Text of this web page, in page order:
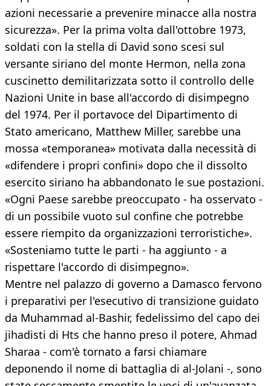
azioni necessarie a prevenire minacce alla nostra
sicurezza». Per la prima volta dall'ottobre 1973,
soldati con la stella di David sono scesi sul
versante siriano del monte Hermon, nella zona
cuscinetto demilitarizzata sotto il controllo delle
Nazioni Unite in base all'accordo di disimpegno
del 1974. Per il portavoce del Dipartimento di
Stato americano, Matthew Miller, sarebbe una
mossa «temporanea» motivata dalla necessità di
«difendere i propri confini» dopo che il dissolto
esercito siriano ha abbandonato le sue postazioni.
«Ogni Paese sarebbe preoccupato - ha osservato -
di un possibile vuoto sul confine che potrebbe
essere riempito da organizzazioni terroristiche».
«Sosteniamo tutte le parti - ha aggiunto - a
rispettare l'accordo di disimpegno».
Mentre nel palazzo di governo a Damasco fervono
i preparativi per l'esecutivo di transizione guidato
da Muhammad al-Bashir, fedelissimo del capo dei
jihadisti di Hts che hanno preso il potere, Ahmad
Sharaa - com'è tornato a farsi chiamare
deponendo il nome di battaglia di al-Jolani -, sono